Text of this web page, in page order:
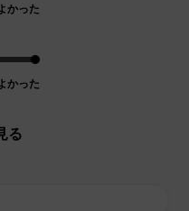
かった
かった
る